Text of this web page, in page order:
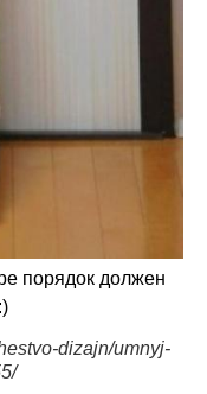
порядок должен
dizajn/umnyj-